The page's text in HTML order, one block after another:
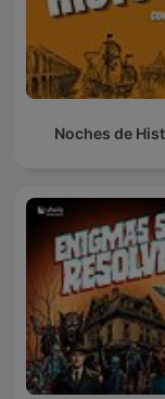
Noches de